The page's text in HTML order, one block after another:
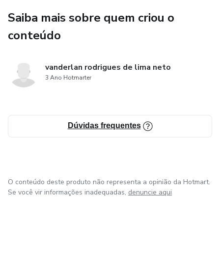
Saiba mais sobre quem criou o
conteúdo
vanderlan rodrigues de lima neto
3 Ano Hotmarter
Dúvidas frequentes
O conteúdo deste produto não representa a opinião da Hotmart.
Se você vir informações inadequadas, denuncie aqui